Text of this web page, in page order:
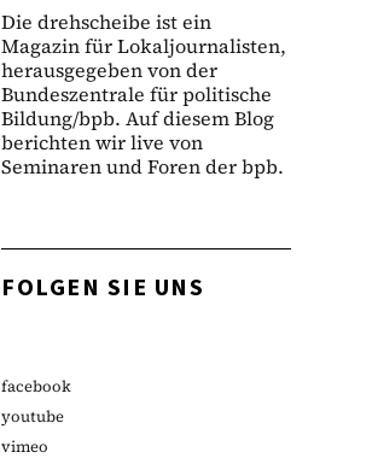
Die drehscheibe ist ein
Magazin für Lokaljournalisten,
herausgegeben von der
Bundeszentrale für politische
Bildung/bpb. Auf diesem Blog
berichten wir live von
Seminaren und Foren der bpb.
FOLGEN SIE UNS
facebook
youtube
vimeo